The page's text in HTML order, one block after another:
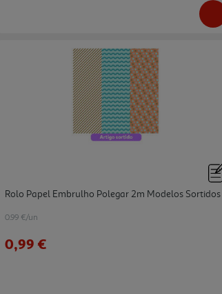
Rolo Papel Embrulho Polegar 2m Modelos Sortidos
0.99 €/un
0,99 €